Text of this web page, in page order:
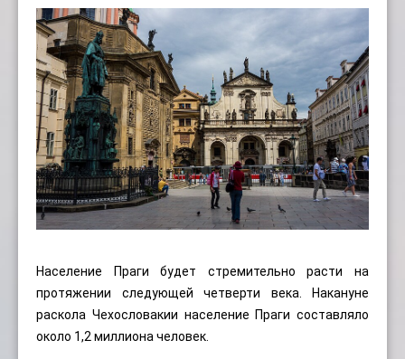
Население Праги будет стремительно расти на
протяжении следующей четверти века. Накануне
раскола Чехословакии население Праги составляло
около 1,2 миллиона человек.